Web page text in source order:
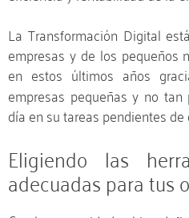
La Transformación Digital
empresas y de los pequeños
en estos últimos años
empresas pequeñas y no
día en su tareas pendientes
Eligiendo las
adecuadas para tus